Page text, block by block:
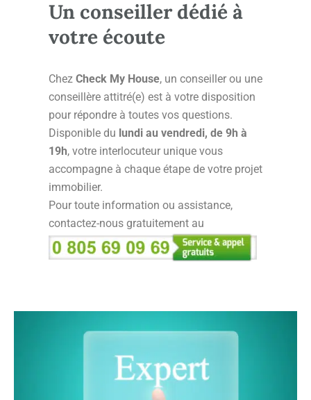
Un conseiller dédié à
votre écoute
Chez Check My House, un conseiller ou une
conseillère attitré(e) est à votre disposition
pour répondre à toutes vos questions.
Disponible du lundi au vendredi, de 9h à
19h, votre interlocuteur unique vous
accompagne à chaque étape de votre projet
immobilier.
Pour toute information ou assistance,
contactez-nous gratuitement au